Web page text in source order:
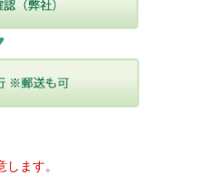
します。